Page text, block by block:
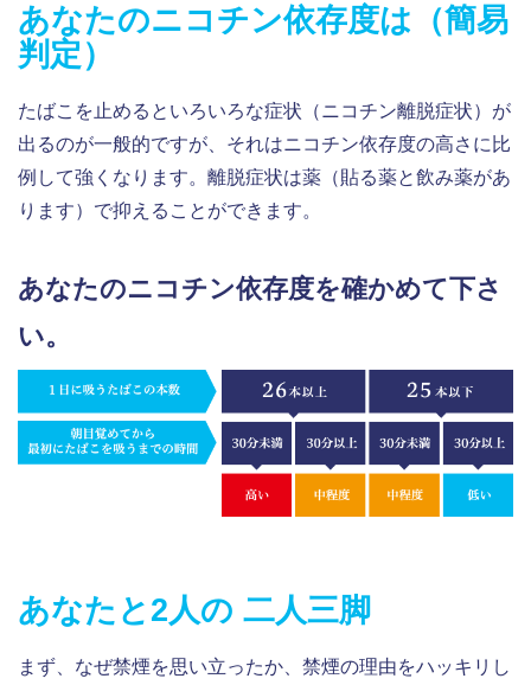
あなたのニコチン依存度は（簡易
判定）
たばこを止めるといろいろな症状（ニコチン離脱症状）が
出るのが一般的ですが、それはニコチン依存度の高さに比
例して強くなります。離脱症状は薬（貼る薬と飲み薬があ
ります）で抑えることができます。
あなたのニコチン依存度を確かめて下さ
い。
あなたと2人の 二人三脚
まず、なぜ禁煙を思い立ったか、禁煙の理由をハッキリし